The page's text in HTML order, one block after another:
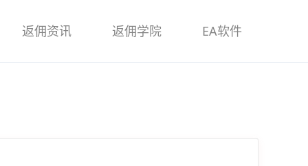
返佣资讯 返佣学院 EA软件